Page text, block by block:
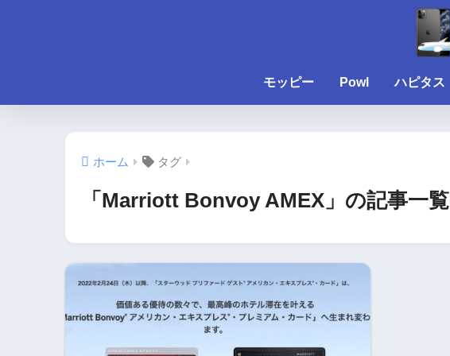
モッピー Powl ハピタス
ホーム タグ
「Marriott Bonvoy AMEX」の記事一覧